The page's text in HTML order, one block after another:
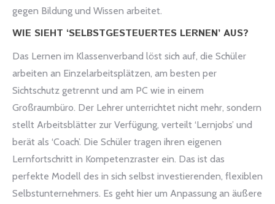
gegen Bildung und Wissen arbeitet.
WIE SIEHT ‘SELBSTGESTEUERTES LERNEN’ AUS?
Das Lernen im Klassenverband löst sich auf, die Schüler
arbeiten an Einzelarbeitsplätzen, am besten per
Sichtschutz getrennt und am PC wie in einem
Großraumbüro. Der Lehrer unterrichtet nicht mehr, sondern
stellt Arbeitsblätter zur Verfügung, verteilt ‘Lernjobs’ und
berät als ‘Coach’. Die Schüler tragen ihren eigenen
Lernfortschritt in Kompetenzraster ein. Das ist das
perfekte Modell des in sich selbst investierenden, flexiblen
Selbstunternehmers. Es geht hier um Anpassung an äußere